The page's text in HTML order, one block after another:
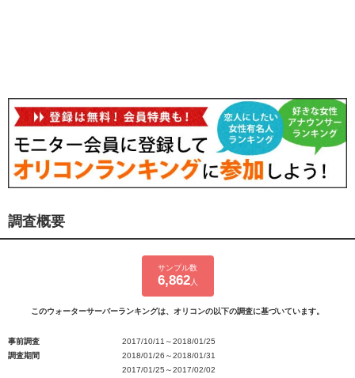
調査概要
サンプル数
6,862人
このウォーターサーバーランキングは、オリコンの以下の調査に基づいています。
事前調査
2017/10/11～2018/01/25
調査期間
2018/01/26～2018/01/31
2017/01/25～2017/02/02